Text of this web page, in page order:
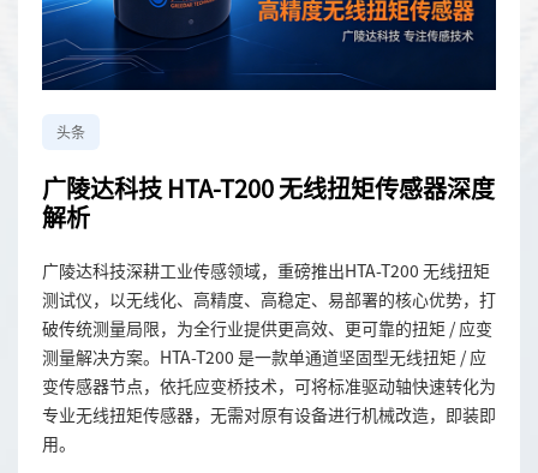
头条
广陵达科技 HTA-T200 无线扭矩传感器深度
解析
广陵达科技深耕工业传感领域，重磅推出HTA-T200 无线扭矩
测试仪，以无线化、高精度、高稳定、易部署的核心优势，打
破传统测量局限，为全行业提供更高效、更可靠的扭矩 / 应变
测量解决方案。HTA-T200 是一款单通道坚固型无线扭矩 / 应
变传感器节点，依托应变桥技术，可将标准驱动轴快速转化为
专业无线扭矩传感器，无需对原有设备进行机械改造，即装即
用。